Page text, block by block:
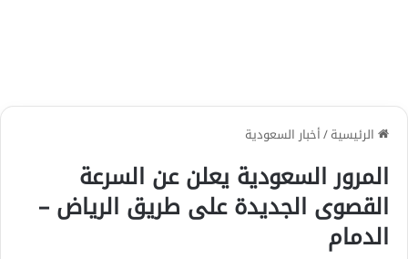
الرئيسية/أخبار السعودية
المرور السعودية يعلن عن السرعة
القصوى الجديدة على طريق الرياض –
الدمام